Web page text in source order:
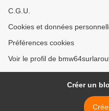
C.G.U.
Cookies et données
Préférences cookies
Voir le profil de
Créer un